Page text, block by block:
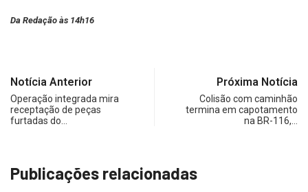
Da Redação às 14h16
Notícia Anterior
Operação integrada mira
receptação de peças
furtadas do…
Próxima Notícia
Colisão com caminhão
termina em capotamento
na BR-116,…
Publicações relacionadas